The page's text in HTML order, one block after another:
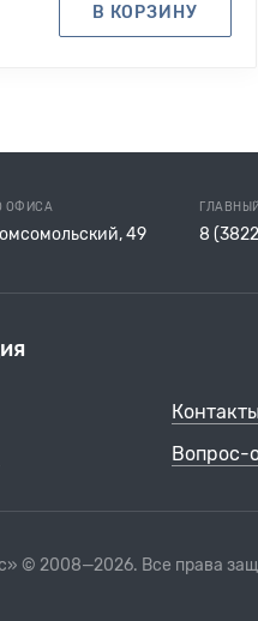
В КОРЗИНУ
ОФИСА
49 8
Вопрос-
© 2008—2026. Все права